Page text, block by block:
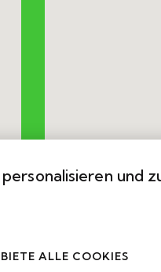
und
ALLE COOKIES